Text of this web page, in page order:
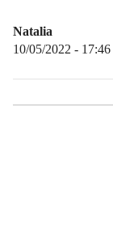
Natalia
10/05/2022 - 17:46